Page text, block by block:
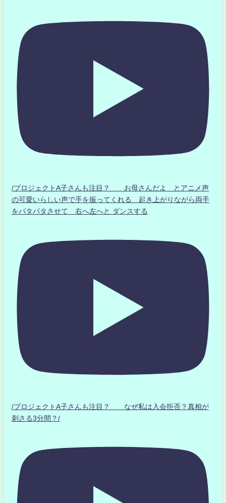
/プロジェクトA子さんも注目？ お母さんだよ とアニメ声
の可愛いらしい声で手を振ってくれる 起き上がりながら両手
をパタパタさせて 右へ左へと ダンスする
/プロジェクトA子さんも注目？ なぜ私は入会拒否？真相が
刺さる3分間？/